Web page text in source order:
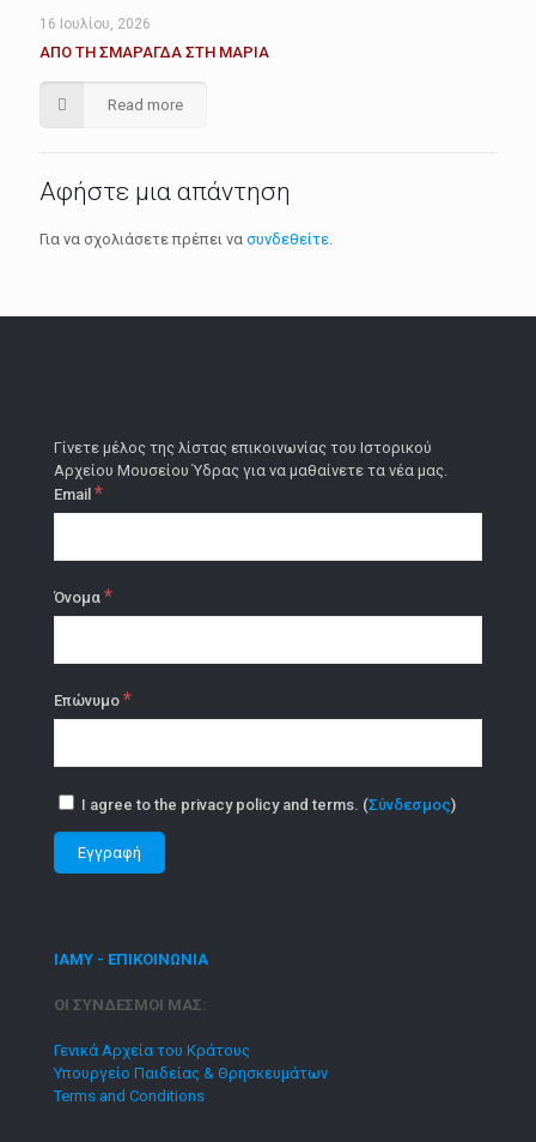
16 Ιουλίου, 2026
ΑΠΟ ΤΗ ΣΜΑΡΑΓΔΑ ΣΤΗ ΜΑΡΙΑ
Read more
Αφήστε μια απάντηση
Για να σχολιάσετε πρέπει να συνδεθείτε
Γίνετε μέλος της λίστας επικοινωνίας του Ιστορικού
Αρχείου Μουσείου Ύδρας για να μαθαίνετε τα νέα μας.
Email *
Όνομα *
Επώνυμο *
I agree to the privacy policy and terms. (Σύνδεσμος)
ΙΑΜΥ - ΕΠΙΚΟΙΝΩΝΙΑ
ΟΙ ΣΥΝΔΕΣΜΟΙ ΜΑΣ:
Γενικά Αρχεία του Κράτους
Υπουργείο Παιδείας & Θρησκευμάτων
Terms and Conditions